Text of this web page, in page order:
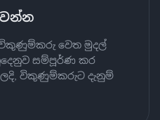
විකුණුම්කරු වෙත මුදල්
සම්පූර්ණ කර
ලදි, විකුණුම්කරුට දැනුම්